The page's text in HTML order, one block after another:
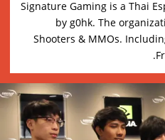
Signature Gaming is a Thai
by g0hk. The
Shooters & MMOs.